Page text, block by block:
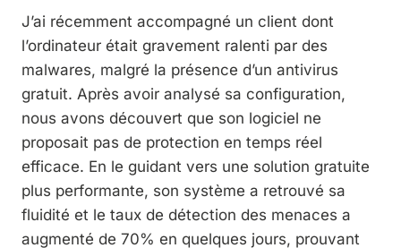
J’ai récemment accompagné un client dont
l’ordinateur était gravement ralenti par des
malwares, malgré la présence d’un antivirus
gratuit. Après avoir analysé sa configuration,
nous avons découvert que son logiciel ne
proposait pas de protection en temps réel
efficace. En le guidant vers une solution gratuite
plus performante, son système a retrouvé sa
fluidité et le taux de détection des menaces a
augmenté de 70% en quelques jours, prouvant